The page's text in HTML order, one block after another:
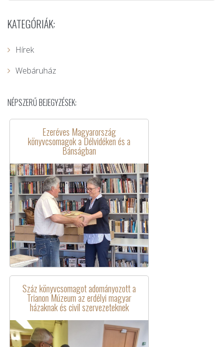
KATEGÓRIÁK:
Hírek
Webáruház
NÉPSZERŰ BEJEGYZÉSEK:
Ezeréves Magyarország
könyvcsomagok a Délvidéken és a
Bánságban
Száz könyvcsomagot adományozott a
Trianon Múzeum az erdélyi magyar
házaknak és civil szervezeteknek